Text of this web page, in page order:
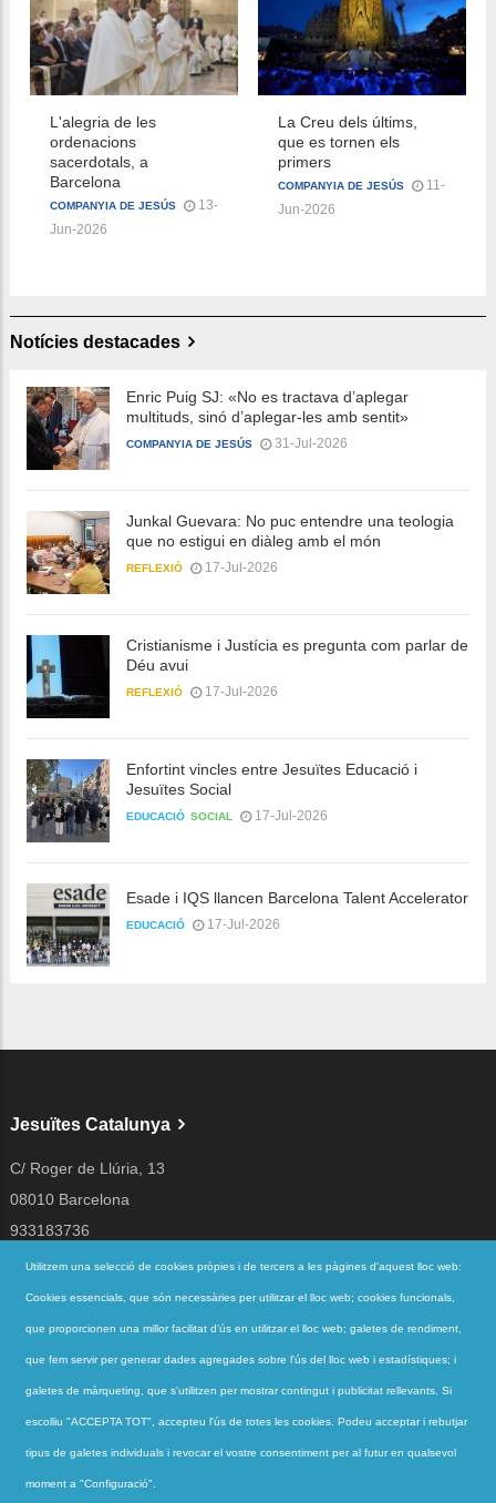
L'alegria de les
ordenacions
sacerdotals, a
Barcelona
COMPANYIA DE JESÚS
13-
Jun-2026
La Creu dels últims,
que es tornen els
primers
COMPANYIA DE JESÚS
11-
Jun-2026
Notícies destacades
Enric Puig SJ: «No es tractava d’aplegar
multituds, sinó d’aplegar-les amb sentit»
COMPANYIA DE JESÚS 31-Jul-2026
Junkal Guevara: No puc entendre una teologia
que no estigui en diàleg amb el món
REFLEXIÓ 17-Jul-2026
Cristianisme i Justícia es pregunta com parlar de
Déu avui
REFLEXIÓ 17-Jul-2026
Enfortint vincles entre Jesuïtes Educació i
Jesuïtes Social
EDUCACIÓ SOCIAL 17-Jul-2026
Esade i IQS llancen Barcelona Talent Accelerator
EDUCACIÓ 17-Jul-2026
Jesuïtes Catalunya
C/ Roger de Llúria, 13
08010 Barcelona
933183736
jesuites@jesuites.net
Segueix-nos a
QUI SOM
QUÈ FEM
Utilitzem una selecció de cookies pròpies i de tercers a les pàgines d'aquest lloc web:
Cookies essencials, que són necessàries per utilitzar el lloc web; cookies funcionals,
que proporcionen una millor facilitat d'ús en utilitzar el lloc web; galetes de rendiment,
que fem servir per generar dades agregades sobre l'ús del lloc web i estadístiques; i
galetes de màrqueting, que s'utilitzen per mostrar contingut i publicitat rellevants. Si
escolliu "ACCEPTA TOT", accepteu l'ús de totes les cookies. Podeu acceptar i rebutjar
tipus de galetes individuals i revocar el vostre consentiment per al futur en qualsevol
moment a "Configuració".